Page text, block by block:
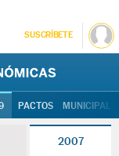
SUSCRÍBETE
PACTOS
2007